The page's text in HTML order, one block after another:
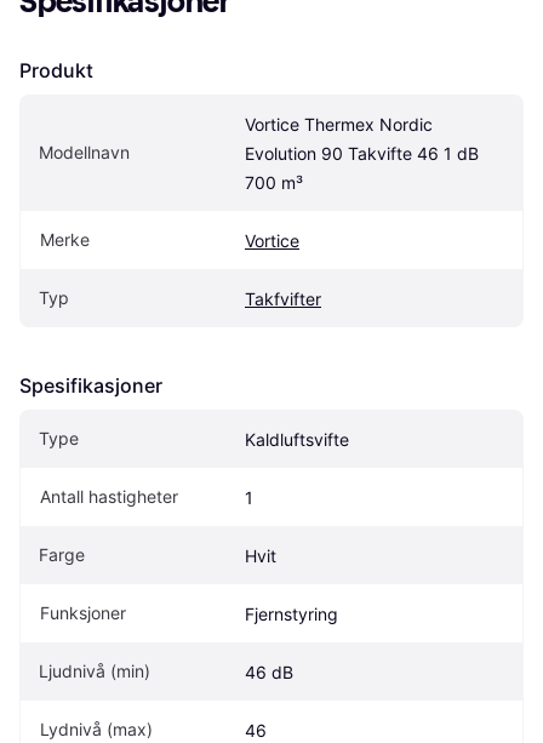
Produkt
Modellnavn
Vortice Thermex Nordic
Evolution 90 Takvifte 46 1 dB
700 m³
Merke Vortice
Typ Takfvifter
Spesifikasjoner
Type Kaldluftsvifte
Antall hastigheter 1
Farge Hvit
Funksjoner Fjernstyring
Ljudnivå (min) 46 dB
Lydnivå (max) 46